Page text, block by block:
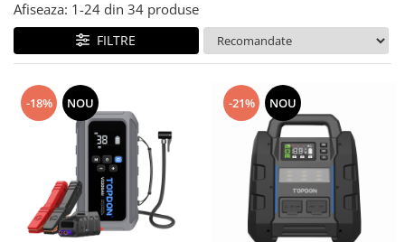
Afiseaza: 1-24 din 34 produse
FILTRE
-18% NOU -21% NOU